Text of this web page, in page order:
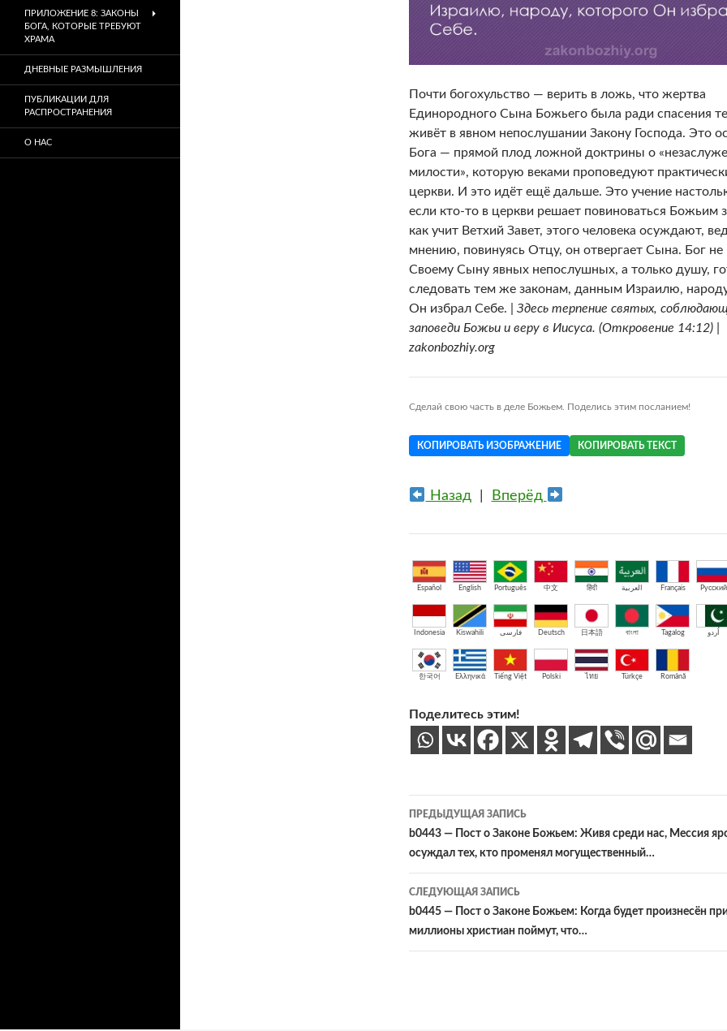
Почти богохульство — верить в ложь, что жертва
Единородного Сына Божьего была ради спасения
живёт в явном непослушании Закону Господа. Это
Бога — прямой плод ложной доктрины о
милости», которую веками проповедуют
церкви. И это идёт ещё дальше. Это учение
если кто-то в церкви решает повиноваться Божьим
как учит Ветхий Завет, этого человека осуждают,
мнению, повинуясь Отцу, он отвергает Сына. Бог не
Своему Сыну явных непослушных, а только душу,
следовать тем же законам, данным Израилю,
Он избрал Себе. | Здесь терпение святых,
заповеди Божьи и веру в Иисуса. (Откровение 14:12) |
zakonbozhiy.org
Сделай свою часть в деле Божьем. Поделись этим посланием!
КОПИРОВАТЬ ИЗОБРАЖЕНИЕ КОПИРОВАТЬ ТЕКСТ
Назад| Вперёд
Español English Português 中文 हिंदी العربية Français Русский
Indonesia Kiswahili فارسی Deutsch 日本語 বাংলা Tagalog اُردو
한국어 Ελληνικά Tiếng Việt Polski ไทย Türkçe Română
Поделитесь этим!
Навигация
по
записям
ПРЕДЫДУЩАЯ ЗАПИСЬ
b0443 — Пост о Законе Божьем: Живя среди нас, Мессия
осуждал тех, кто променял могущественный…
СЛЕДУЮЩАЯ ЗАПИСЬ
b0445 — Пост о Законе Божьем: Когда будет произнесён
миллионы христиан поймут, что…
ПРИЛОЖЕНИЕ 8: ЗАКОНЫ
БОГА, КОТОРЫЕ ТРЕБУЮТ
ХРАМА
ДНЕВНЫЕ РАЗМЫШЛЕНИЯ
ПУБЛИКАЦИИ ДЛЯ
РАСПРОСТРАНЕНИЯ
О НАС